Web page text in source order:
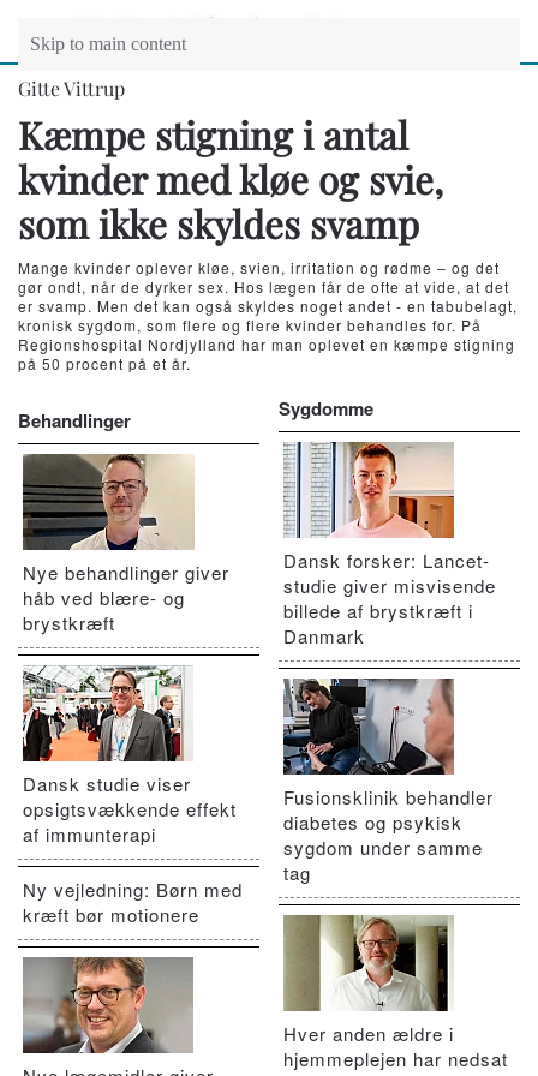
Skip to main content
Gitte Vittrup
Kæmpe stigning i antal
kvinder med kløe og svie,
som ikke skyldes svamp
Mange kvinder oplever kløe, svien, irritation og rødme – og det
gør ondt, når de dyrker sex. Hos lægen får de ofte at vide, at det
er svamp. Men det kan også skyldes noget andet - en tabubelagt,
kronisk sygdom, som flere og flere kvinder behandles for. På
Regionshospital Nordjylland har man oplevet en kæmpe stigning
på 50 procent på et år.
Behandlinger
Nye behandlinger giver
håb ved blære- og
brystkræft
Dansk studie viser
opsigtsvækkende effekt
af immunterapi
Ny vejledning: Børn med
kræft bør motionere
Sygdomme
Dansk forsker: Lancet-
studie giver misvisende
billede af brystkræft i
Danmark
Fusionsklinik behandler
diabetes og psykisk
sygdom under samme
tag
Hver anden ældre i
hjemmeplejen har nedsat